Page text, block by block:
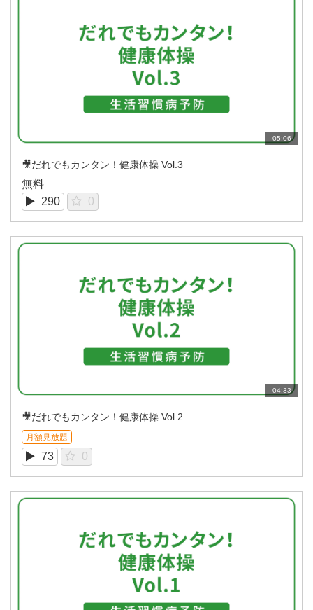
05:06
🎥だれでもカンタン！健康体操 Vol.3
無料
290
0
04:33
🎥だれでもカンタン！健康体操 Vol.2
月額見放題
73 0